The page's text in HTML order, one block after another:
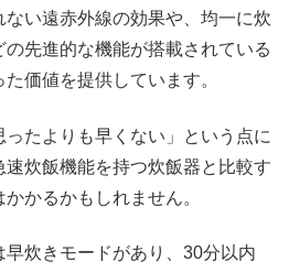
い遠赤外線の効果や、均一に炊
先進的な機能が搭載されている
価値を提供しています。
ったよりも早くない」という点に
炊飯機能を持つ炊飯器と比較す
かるかもしれません。
早炊きモードがあり、30分以内